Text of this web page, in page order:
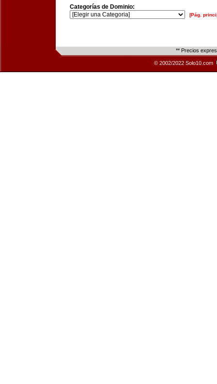
Categorías de Dominio:
[Pág.
** Precios
© 2002/2022 Solo10.com